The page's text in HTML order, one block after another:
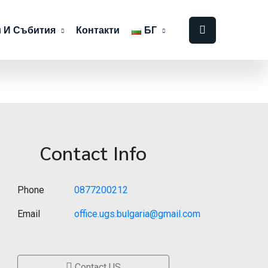
И Събития Контакти БГ
Contact Info
Phone 0877200212
Email office.ugs.bulgaria@gmail.com